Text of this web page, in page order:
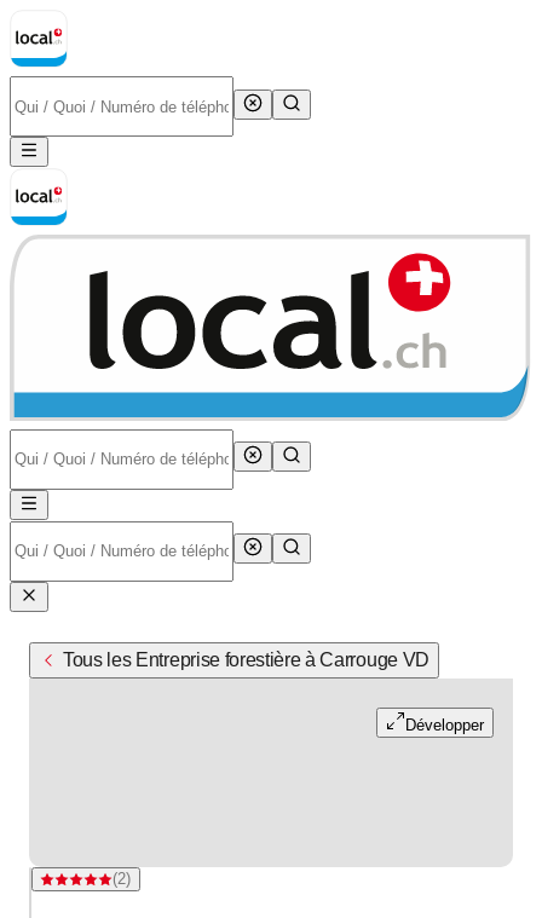
Tous les Entreprise forestière à Carrouge VD
Développer
Note 5 sur 5 étoiles pour 2 évaluations
(2)